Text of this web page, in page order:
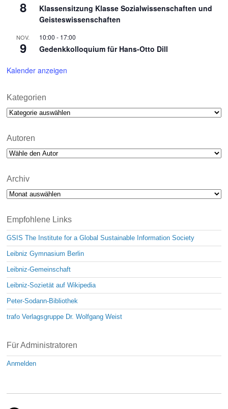
8
Klassensitzung Klasse Sozialwissenschaften und
Geisteswissenschaften
NOV.
9
10:00 - 17:00
Gedenkkolloquium für Hans-Otto Dill
Kalender anzeigen
Kategorien
Kategorien
Autoren
Archiv
Archiv
Empfohlene Links
GSIS The Institute for a Global Sustainable Information Society
Leibniz Gymnasium Berlin
Leibniz-Gemeinschaft
Leibniz-Sozietät auf Wikipedia
Peter-Sodann-Bibliothek
trafo Verlagsgruppe Dr. Wolfgang Weist
Für Administratoren
Anmelden